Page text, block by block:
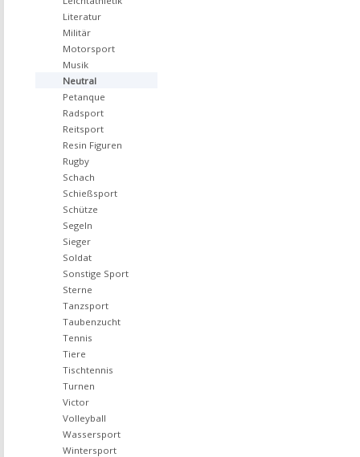
Literatur
Militär
Motorsport
Musik
Neutral
Petanque
Radsport
Reitsport
Resin Figuren
Rugby
Schach
Schießsport
Schütze
Segeln
Sieger
Soldat
Sonstige Sport
Sterne
Tanzsport
Taubenzucht
Tennis
Tiere
Tischtennis
Turnen
Victor
Volleyball
Wassersport
Wintersport